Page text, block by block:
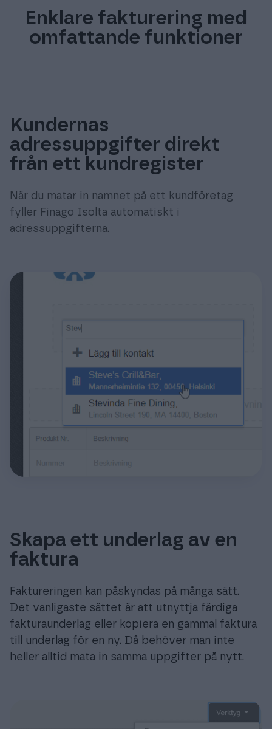
Enklare fakturering med
omfattande funktioner
Kundernas
adressuppgifter direkt
från ett kundregister
När du matar in namnet på ett kundföretag
fyller Finago Isolta automatiskt i
adressuppgifterna.
Skapa ett underlag av en
faktura
Faktureringen kan påskyndas på många sätt.
Det vanligaste sättet är att utnyttja färdiga
fakturaunderlag eller kopiera en gammal faktura
till underlag för en ny. Då behöver man inte
heller alltid mata in samma uppgifter på nytt.